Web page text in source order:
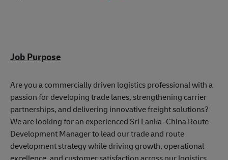
Job Purpose
Are you a commercially driven logistics professional with a
passion for developing trade lanes, strengthening carrier
partnerships, and delivering innovative freight solutions?
We are looking for an experienced Sri Lanka–China Route
Development Manager to lead our trade and route
development strategy while driving growth, operational